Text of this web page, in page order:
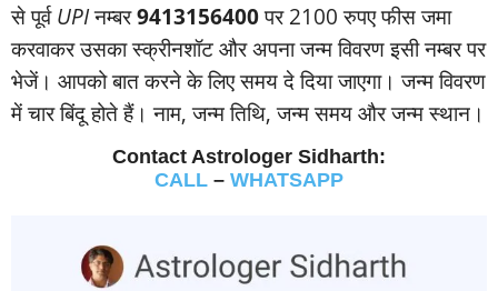
से पूर्वUPIनम्‍बर9413156400पर 2100 रुपए फीस जमा
करवाकर उसका स्‍क्रीनशॉट और अपना जन्‍म विवरण इसी नम्‍बर पर
भेजें। आपको बात करने के लिए समय दे दिया जाएगा। जन्‍म विवरण
में चार बिंदू होते हैं। नाम, जन्‍म तिथि, जन्‍म समय और जन्‍म स्‍थान।
Contact Astrologer Sidharth:
CALL – WHATSAPP